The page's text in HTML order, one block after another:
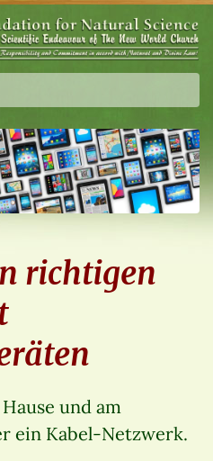
richtigen
und am
ein Kabel-Netzwerk.